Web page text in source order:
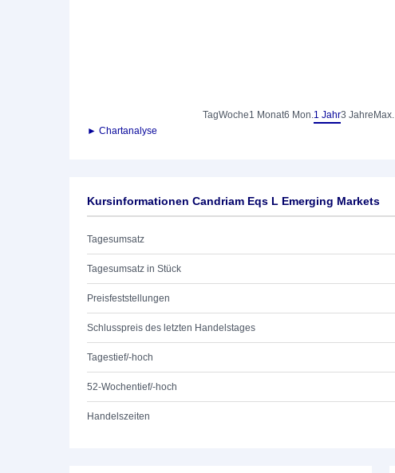
TagWoche1 Monat6 Mon.1 Jahr3 Jahre Max.
► Chartanalyse
Kursinformationen Candriam Eqs L Emerging Markets
Tagesumsatz
Tagesumsatz in Stück
Preisfeststellungen
Schlusspreis des letzten Handelstages
Tagestief/-hoch
52-Wochentief/-hoch
Handelszeiten